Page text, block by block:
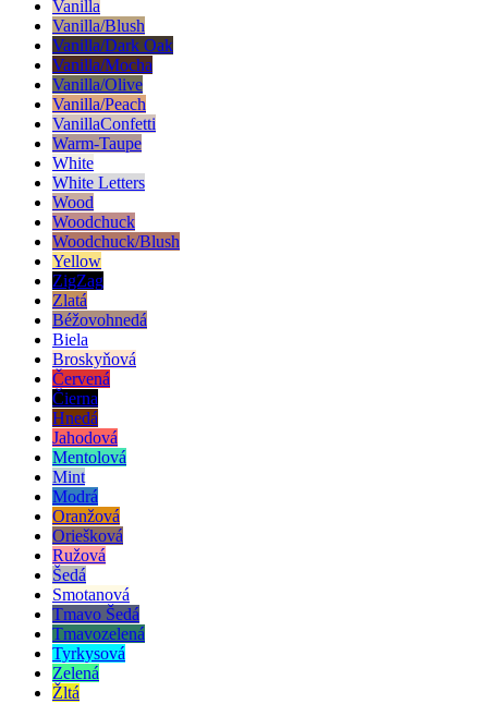
Vanilla
Vanilla/Blush
Vanilla/Dark Oak
Vanilla/Mocha
Vanilla/Olive
Vanilla/Peach
VanillaConfetti
Warm-Taupe
White
White Letters
Wood
Woodchuck
Woodchuck/Blush
Yellow
ZigZag
Zlatá
Béžovohnedá
Biela
Broskyňová
Červená
Čierna
Hnedá
Jahodová
Mentolová
Mint
Modrá
Oranžová
Oriešková
Ružová
Šedá
Smotanová
Tmavo Šedá
Tmavozelená
Tyrkysová
Zelená
Žltá